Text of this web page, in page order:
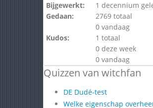
Bijgewerkt:
1 decennium
Gedaan:
2769 totaal
0 vandaag
Kudos:
1 totaal
0 deze week
0 vandaag
Quizzen van witchfan
DE Dudé-test
Welke eigenschap